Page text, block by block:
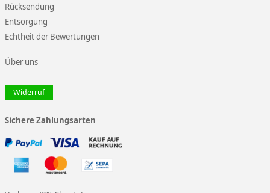
Rücksendung
Entsorgung
Echtheit der Bewertungen
Über uns
Widerruf
Sichere Zahlungsarten